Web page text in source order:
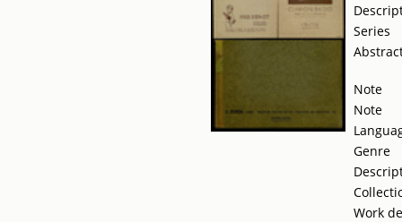
Series
Note
Note
Genre
Work